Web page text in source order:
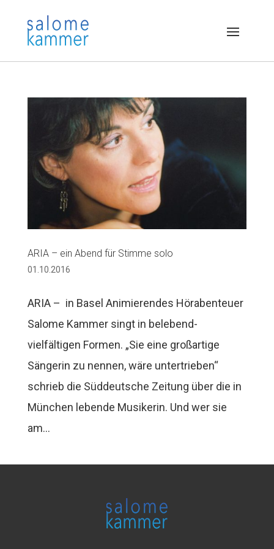
ARIA – ein Abend für Stimme solo
01.10.2016
ARIA – in Basel Animierendes Hörabenteuer
Salome Kammer singt in belebend-
vielfältigen Formen. „Sie eine großartige
Sängerin zu nennen, wäre untertrieben“
schrieb die Süddeutsche Zeitung über die in
München lebende Musikerin. Und wer sie
am...